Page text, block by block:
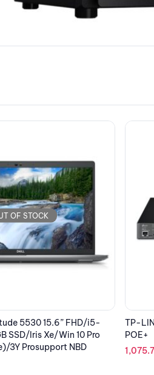
OF STOCK
SG3452XP, 48 port Gbit